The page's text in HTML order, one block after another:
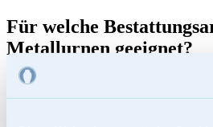
Für welche
Metallurnen geeignet?
Metallurnen sind besonders stabil und
biologisch abbaubar. Daher eignen sie